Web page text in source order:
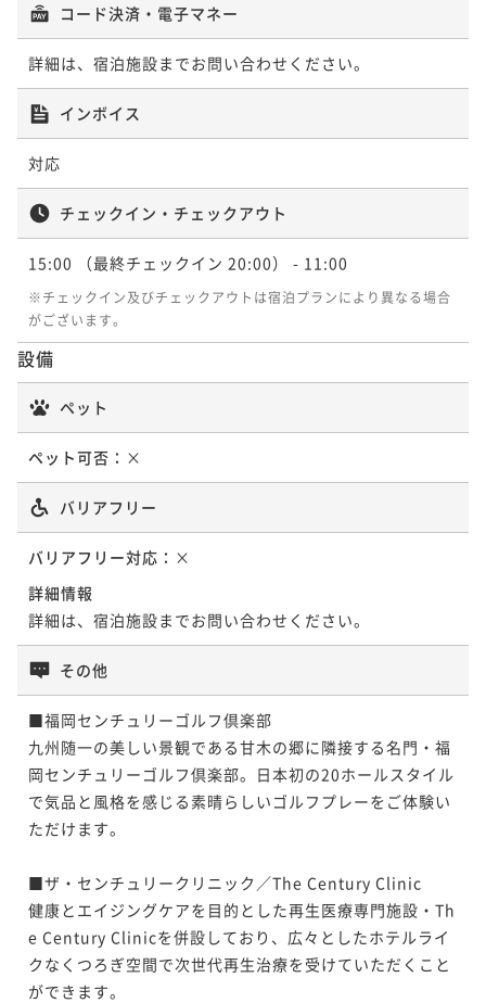
コード決済・電子マネー
詳細は、宿泊施設までお問い合わせください。
インボイス
対応
チェックイン・チェックアウト
15:00 （最終チェックイン 20:00） - 11:00
※チェックイン及びチェックアウトは宿泊プランにより異なる場合
がございます。
設備
ペット
ペット可否： ×
バリアフリー
バリアフリー対応： ×
詳細情報
詳細は、宿泊施設までお問い合わせください。
その他
■福岡センチュリーゴルフ倶楽部
九州随一の美しい景観である甘木の郷に隣接する名門・福
岡センチュリーゴルフ倶楽部。日本初の20ホールスタイル
で気品と風格を感じる素晴らしいゴルフプレーをご体験い
ただけます。
■ザ・センチュリークリニック／The Century Clinic
健康とエイジングケアを目的とした再生医療専門施設・Th
e Century Clinicを併設しており、広々としたホテルライ
クなくつろぎ空間で次世代再生治療を受けていただくこと
ができます。